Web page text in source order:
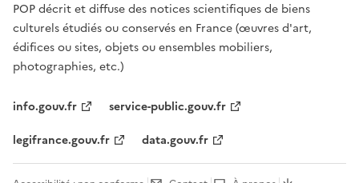
POP décrit et diffuse des notices scientifiques de biens
culturels étudiés ou conservés en France (œuvres d'art,
édifices ou sites, objets ou ensembles mobiliers,
photographies, etc.)
info.gouv.fr
service-public.gouv.fr
legifrance.gouv.fr
data.gouv.fr